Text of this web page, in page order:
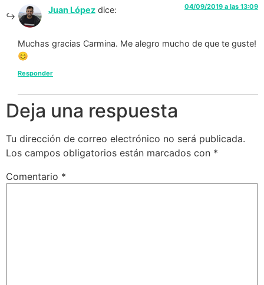
Juan López dice: 04/09/2019 a las 13:09
Muchas gracias Carmina. Me alegro mucho de que te guste!
😊
Responder
Deja una respuesta
Tu dirección de correo electrónico no será publicada.
Los campos obligatorios están marcados con *
Comentario *